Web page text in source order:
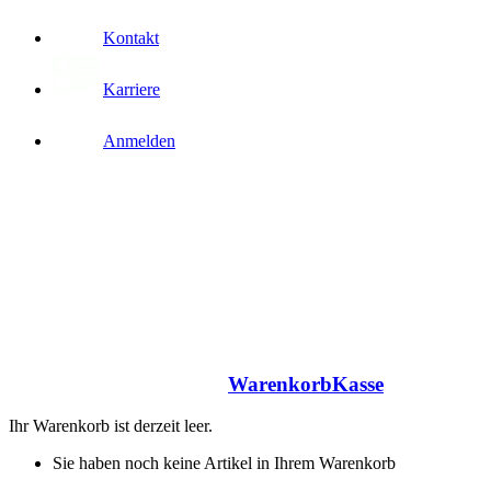
Kontakt
Karriere
Anmelden
WarenkorbKasse
Ihr Warenkorb ist derzeit leer.
Sie haben noch keine Artikel in Ihrem Warenkorb